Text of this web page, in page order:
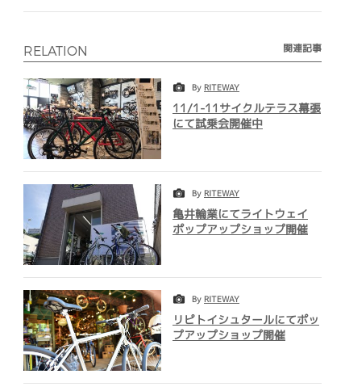
RELATION 関連記事
By RITEWAY
11/1-11サイクルテラス幕張
にて試乗会開催中
By RITEWAY
亀井輪業にてライトウェイ
ポップアップショップ開催
By RITEWAY
リピトイシュタールにてポッ
プアップショップ開催